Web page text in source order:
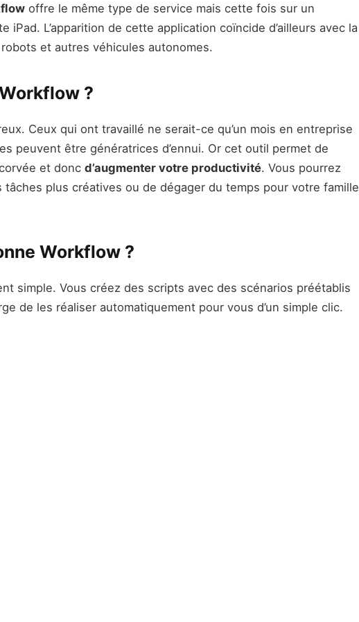
offre le même type de service mais cette fois sur un
iPad. L’apparition de cette application coïncide d’ailleurs avec la
et autres véhicules autonomes.
?
Ceux qui ont travaillé ne serait-ce qu’un mois en entreprise
peuvent être génératrices d’ennui. Or cet outil permet de
et donc d’augmenter votre productivité. Vous pourrez
tâches plus créatives ou de dégager du temps pour votre famille
Workflow ?
simple. Vous créez des scripts avec des scénarios préétablis
de les réaliser automatiquement pour vous d’un simple clic.